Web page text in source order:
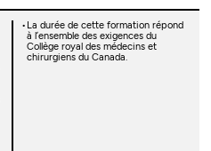
La durée de cette formation répond
à l’ensemble des exigences du
Collège royal des médecins et
chirurgiens du Canada.